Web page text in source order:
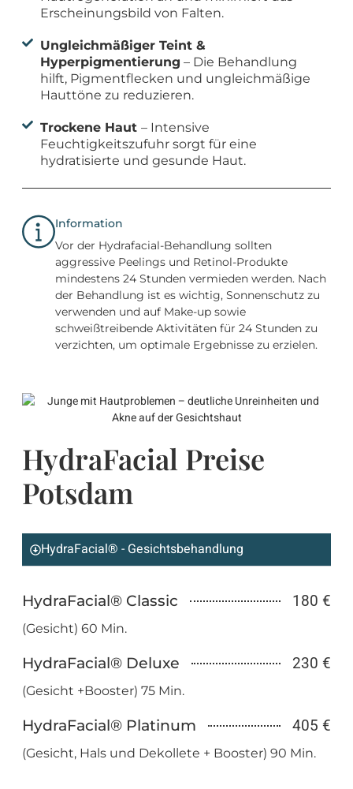
Erscheinungsbild von Falten.
Ungleichmäßiger Teint &
Hyperpigmentierung – Die Behandlung
hilft, Pigmentflecken und ungleichmäßige
Hauttöne zu reduzieren.
Trockene Haut – Intensive
Feuchtigkeitszufuhr sorgt für eine
hydratisierte und gesunde Haut.
Information
Vor der Hydrafacial-Behandlung sollten
aggressive Peelings und Retinol-Produkte
mindestens 24 Stunden vermieden werden. Nach
der Behandlung ist es wichtig, Sonnenschutz zu
verwenden und auf Make-up sowie
schweißtreibende Aktivitäten für 24 Stunden zu
verzichten, um optimale Ergebnisse zu erzielen.
HydraFacial Preise
Potsdam
HydraFacial® - Gesichtsbehandlung
HydraFacial® Classic 180 €
(Gesicht) 60 Min.
HydraFacial® Deluxe 230 €
(Gesicht +Booster) 75 Min.
HydraFacial® Platinum 405 €
(Gesicht, Hals und Dekollete + Booster) 90 Min.